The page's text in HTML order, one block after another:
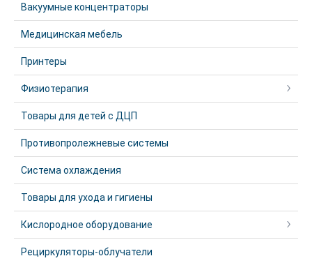
Вакуумные концентраторы
Медицинская мебель
Принтеры
Физиотерапия
Товары для детей с ДЦП
Противопролежневые системы
Система охлаждения
Товары для ухода и гигиены
Кислородное оборудование
Рециркуляторы-облучатели